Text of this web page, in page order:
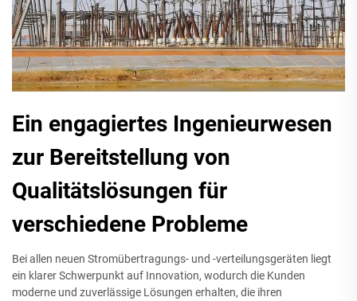
Ein engagiertes Ingenieurwesen
zur Bereitstellung von
Qualitätslösungen für
verschiedene Probleme
Bei allen neuen Stromübertragungs- und -verteilungsgeräten liegt
ein klarer Schwerpunkt auf Innovation, wodurch die Kunden
moderne und zuverlässige Lösungen erhalten, die ihren